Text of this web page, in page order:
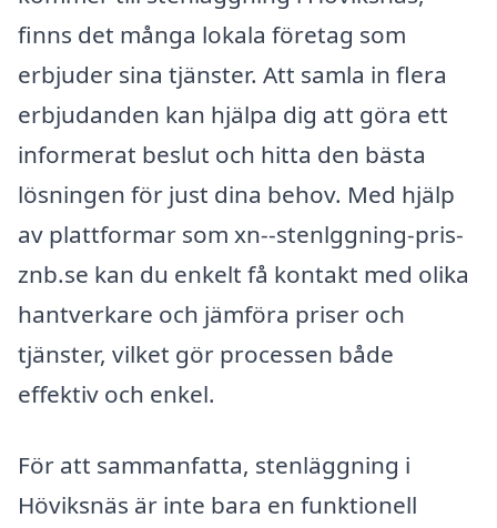
finns det många lokala företag som
erbjuder sina tjänster. Att samla in flera
erbjudanden kan hjälpa dig att göra ett
informerat beslut och hitta den bästa
lösningen för just dina behov. Med hjälp
av plattformar som xn--stenlggning-pris-
znb.se kan du enkelt få kontakt med olika
hantverkare och jämföra priser och
tjänster, vilket gör processen både
effektiv och enkel.
För att sammanfatta, stenläggning i
Höviksnäs är inte bara en funktionell